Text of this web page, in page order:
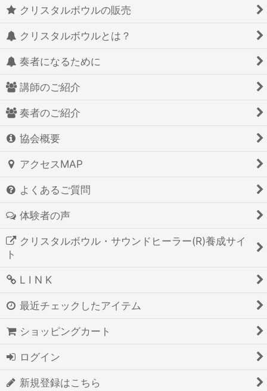
クリスタルボウルの販売
クリスタルボウルとは？
奏者になるために
講師のご紹介
奏者のご紹介
協会概要
アクセスMAP
よくあるご質問
体験者の声
クリスタルボウル・サウンドヒーラー(R)養成サイ
ト
L I N K
最近チェックしたアイテム
ショッピングカート
ログイン
新規登録はこちら